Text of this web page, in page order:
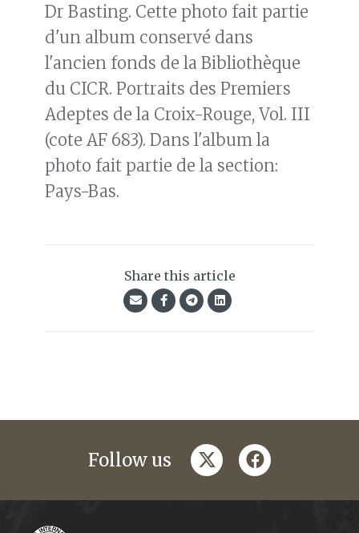
Dr Basting. Cette photo fait partie
d'un album conservé dans
l'ancien fonds de la Bibliothèque
du CICR. Portraits des Premiers
Adeptes de la Croix-Rouge, Vol. III
(cote AF 683). Dans l'album la
photo fait partie de la section:
Pays-Bas.
Share this article
Follow us twitterfacebook